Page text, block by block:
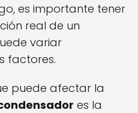
es importante tener
real de un
variar
factores.
puede afectar la
es la